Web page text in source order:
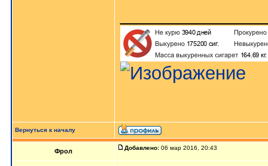
Вернуться к началу
Фрол Добавлено: 06 мар 2016, 20:43